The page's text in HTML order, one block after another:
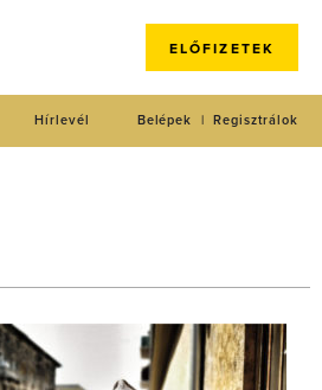
ELŐFIZETEK
Regisztrálok
Belépek
Hírlevél